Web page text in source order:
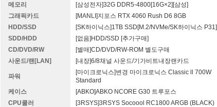
메모리
[삼성전자]32G DDR5-4800[16G×2][삼성]
그래픽카드
[MANLI]지포스 RTX 4060 Rush D6 8GB
HDD/SSD
[SK하이닉스]1TB SSD[M.2/NVMe/SK하이닉스 P31]
SDD/HDD
[없음]HDD/SSD [추가구매]
CD/DVD/RW
[별매]CD/DVD/RW-ROM 별도구매
사운드/랜[LAN]
[내장]6/8채널 사운드/기가비트내장랜카드
파워
[마이크로닉스]변경 마이크로닉스 Classic ll 700W
Standard
케이스
[ABKO]ABKO NCORE G30 트루포스
CPU쿨러
[3RSYS]3RSYS Socoool RC1800 ARGB (BLACK)